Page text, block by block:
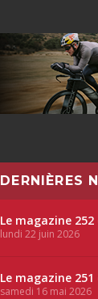
DERNIÈRES
Le magazine
lundi 22 juin 2026
Le magazine
samedi 16 mai 2026